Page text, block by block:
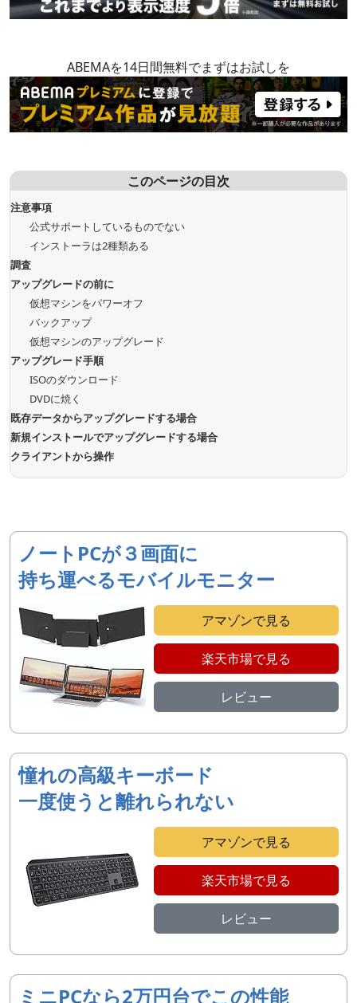
ABEMAを14日間無料でまずはお試しを
このページの目次
注意事項
公式サポートしているものでない
インストーラは2種類ある
調査
アップグレードの前に
仮想マシンをパワーオフ
バックアップ
仮想マシンのアップグレード
アップグレード手順
ISOのダウンロード
DVDに焼く
既存データからアップグレードする場合
新規インストールでアップグレードする場合
クライアントから操作
ノートPCが３画面に
持ち運べるモバイルモニター
アマゾンで見る
楽天市場で見る
レビュー
憧れの高級キーボード
一度使うと離れられない
アマゾンで見る
楽天市場で見る
レビュー
ミニPCなら2万円台でこの性能